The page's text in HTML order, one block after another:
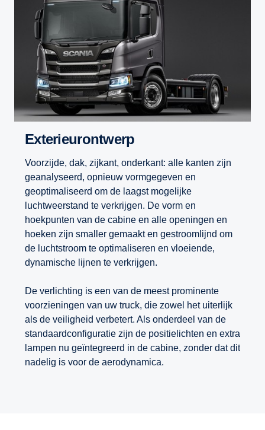
Exterieurontwerp
Voorzijde, dak, zijkant, onderkant: alle kanten zijn
geanalyseerd, opnieuw vormgegeven en
geoptimaliseerd om de laagst mogelijke
luchtweerstand te verkrijgen. De vorm en
hoekpunten van de cabine en alle openingen en
hoeken zijn smaller gemaakt en gestroomlijnd om
de luchtstroom te optimaliseren en vloeiende,
dynamische lijnen te verkrijgen.
De verlichting is een van de meest prominente
voorzieningen van uw truck, die zowel het uiterlijk
als de veiligheid verbetert. Als onderdeel van de
standaardconfiguratie zijn de positielichten en extra
lampen nu geïntegreerd in de cabine, zonder dat dit
nadelig is voor de aerodynamica.